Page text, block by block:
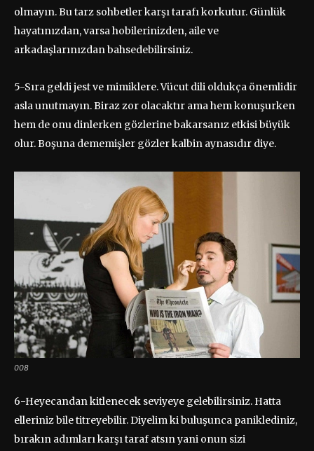
olmayın. Bu tarz sohbetler karşı tarafı korkutur. Günlük
hayatınızdan, varsa hobilerinizden, aile ve
arkadaşlarınızdan bahsedebilirsiniz.
5-Sıra geldi jest ve mimiklere. Vücut dili oldukça önemlidir
asla unutmayın. Biraz zor olacaktır ama hem konuşurken
hem de onu dinlerken gözlerine bakarsanız etkisi büyük
olur. Boşuna dememişler gözler kalbin aynasıdır diye.
008
6-Heyecandan kitlenecek seviyeye gelebilirsiniz. Hatta
elleriniz bile titreyebilir. Diyelim ki buluşunca paniklediniz,
bırakın adımları karşı taraf atsın yani onun sizi